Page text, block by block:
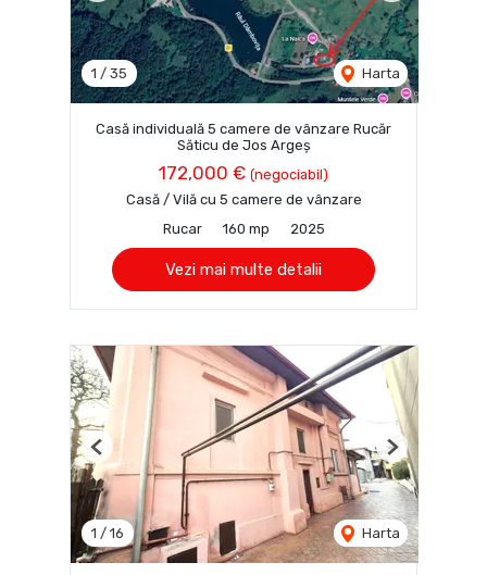
1 / 35 Harta
Casă individuală 5 camere de vânzare Rucăr
Săticu de Jos Argeș
172,000 € (negociabil)
Casă / Vilă cu 5 camere de vânzare
Rucar
160 mp 2025
Vezi mai multe detalii
1 / 16 Harta
Previous Next